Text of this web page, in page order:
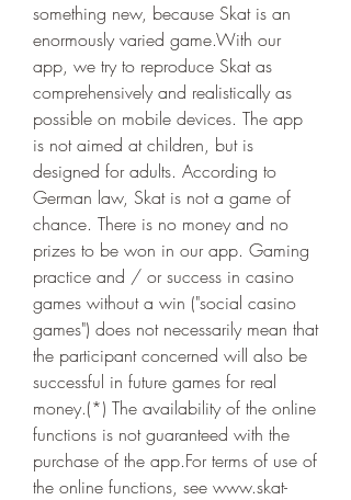
something new, because Skat is an
enormously varied game.With our
app, we try to reproduce Skat as
comprehensively and realistically as
possible on mobile devices. The app
is not aimed at children, but is
designed for adults. According to
German law, Skat is not a game of
chance. There is no money and no
prizes to be won in our app. Gaming
practice and / or success in casino
games without a win ("social casino
games") does not necessarily mean that
the participant concerned will also be
successful in future games for real
money.(*) The availability of the online
functions is not guaranteed with the
purchase of the app.For terms of use of
the online functions, see www.skat-